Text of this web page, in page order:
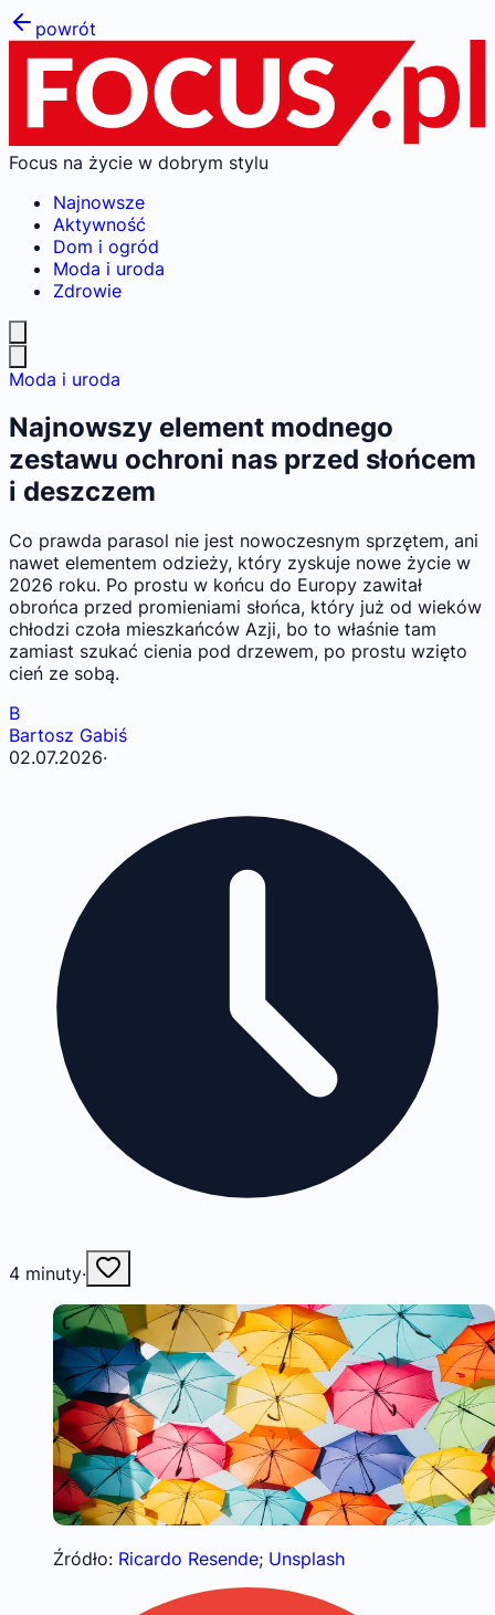
powrót
Focus na życie w dobrym stylu
Najnowsze
Aktywność
Dom i ogród
Moda i uroda
Zdrowie
Moda i uroda
Najnowszy element modnego
zestawu ochroni nas przed słońcem
i deszczem
Co prawda parasol nie jest nowoczesnym sprzętem, ani
nawet elementem odzieży, który zyskuje nowe życie w
2026 roku. Po prostu w końcu do Europy zawitał
obrońca przed promieniami słońca, który już od wieków
chłodzi czoła mieszkańców Azji, bo to właśnie tam
zamiast szukać cienia pod drzewem, po prostu wzięto
cień ze sobą.
B
Bartosz Gabiś
02.07.2026·
4 minuty·
Źródło: Ricardo Resende; Unsplash